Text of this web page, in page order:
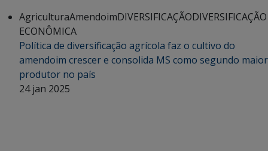
AgriculturaAmendoimDIVERSIFICAÇÃODIVERSIFICAÇÃO
ECONÔMICA
Política de diversificação agrícola faz o cultivo do
amendoim crescer e consolida MS como segundo maior
produtor no país
24 jan 2025